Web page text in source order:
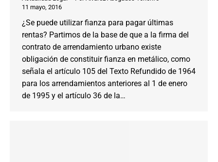
11 mayo, 2016
¿Se puede utilizar fianza para pagar últimas
rentas? Partimos de la base de que a la firma del
contrato de arrendamiento urbano existe
obligación de constituir fianza en metálico, como
señala el artículo 105 del Texto Refundido de 1964
para los arrendamientos anteriores al 1 de enero
de 1995 y el artículo 36 de la…